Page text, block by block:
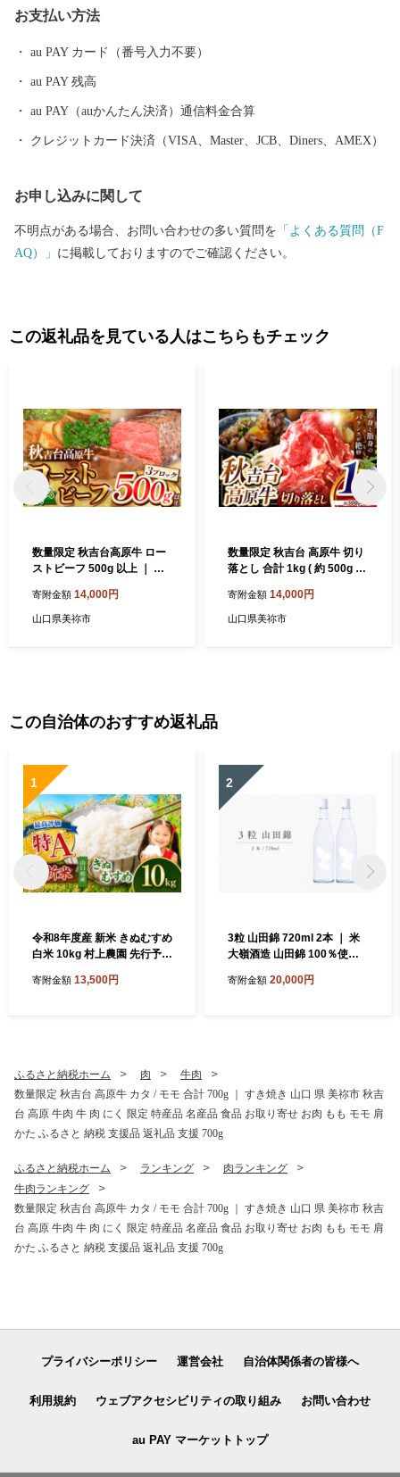
かな自然が生み出した逸品を是非ご堪能ください。
お支払い方法
au PAY カード（番号入力不要）
au PAY 残高
au PAY（auかんたん決済）通信料金合算
クレジットカード決済（VISA、Master、JCB、Diners、AMEX）
お申し込みに関して
不明点がある場合、お問い合わせの多い質問を 「よくある質問（F
AQ）」 に掲載しておりますのでご確認ください。
この返礼品を見ている人はこちらもチェック
数量限定 秋吉台高原牛 ロー
ストビーフ 500g 以上 ｜ ロ
フ 山口 県 美祢市 秋吉台 高
原 牛肉 牛 肉 にく 限定 特産
寄附金額 14,000円
山口県美祢市
数量限定 秋吉台 高原牛 切り
落とし 合計 1kg ( 約 500g ×
品 山口 美祢市 お肉 肉 牛肉
切り落とし 食べ物 牛 にく 国
寄附金額 14,000円
山口県美祢市
この自治体のおすすめ返礼品
1
令和8年度産 新米 きぬむすめ
白米 10kg 村上農園 先行予約
末まで順次発送 ＞ ｜ 精米 新
寄附金額 13,500円
2
3粒 山田錦 720ml 2本 ｜ 米
大嶺酒造 山田錦 100％使用
カット香 白ワイン感覚 日本
寄附金額 20,000円
ふるさと納税ホーム 肉
牛肉
数量限定 秋吉台 高原牛 カタ / モモ 合計 700g ｜ すき焼き 山口 県 美祢市 秋吉
台 高原 牛肉 牛 肉 にく 限定 特産品 名産品 食品 お取り寄せ お肉 もも モモ 肩
かた ふるさと 納税 支援品 返礼品 支援 700g
ふるさと納税ホーム ランキング
肉ランキング
牛肉ランキング
数量限定 秋吉台 高原牛 カタ / モモ 合計 700g ｜ すき焼き 山口 県 美祢市 秋吉
台 高原 牛肉 牛 肉 にく 限定 特産品 名産品 食品 お取り寄せ お肉 もも モモ 肩
かた ふるさと 納税 支援品 返礼品 支援 700g
プライバシーポリシー 運営会社 自治体関係者の皆様へ
利用規約 ウェブアクセシビリティの取り組み お問い合わせ
au PAY マーケットトップ